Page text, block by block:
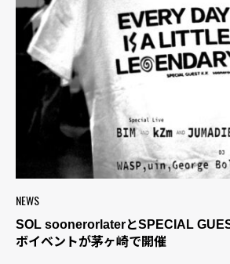
NEWS
SOL soonerorlaterとSPECIAL
ボイベントが茅ヶ崎で開催